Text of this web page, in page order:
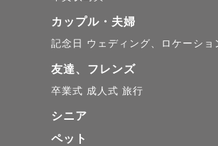
カップル・夫婦
記念日 ウェディング、ロケーショ
友達、フレンズ
卒業式 成人式 旅行
シニア
ペット